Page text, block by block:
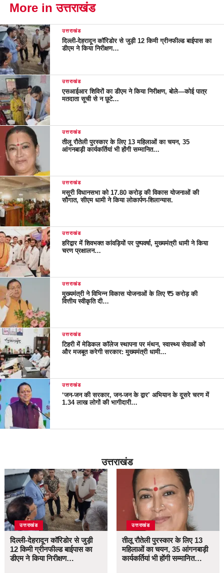
More in उत्तराखंड
उत्तराखंड
दिल्ली-देहरादून कॉरिडोर से जुड़ी 12 किमी ग्रीनफील्ड बाईपास का
डीएम ने किया निरीक्षण…
उत्तराखंड
एसआईआर शिविरों का डीएम ने किया निरीक्षण, बोले—कोई पात्र
मतदाता सूची से न छूटे…
उत्तराखंड
तीलू रौतेली पुरस्कार के लिए 13 महिलाओं का चयन, 35
आंगनबाड़ी कार्यकर्तियां भी होंगी सम्मानित…
उत्तराखंड
मसूरी विधानसभा को 17.80 करोड़ की विकास योजनाओं की
सौगात, सीएम धामी ने किया लोकार्पण-शिलान्यास.
उत्तराखंड
हरिद्वार में शिवभक्त कांवड़ियों पर पुष्पवर्षा, मुख्यमंत्री धामी ने किया
चरण प्रक्षालन…
उत्तराखंड
मुख्यमंत्री ने विभिन्न विकास योजनाओं के लिए ₹5 करोड़ की
वित्तीय स्वीकृति दी…
उत्तराखंड
टिहरी में मेडिकल कॉलेज स्थापना पर मंथन, स्वास्थ्य सेवाओं को
और मजबूत करेगी सरकार: मुख्यमंत्री धामी…
उत्तराखंड
‘जन-जन की सरकार, जन-जन के द्वार’ अभियान के दूसरे चरण में
1.34 लाख लोगों की भागीदारी…
उत्तराखंड
उत्तराखंड
दिल्ली-देहरादून कॉरिडोर से जुड़ी
12 किमी ग्रीनफील्ड बाईपास का
डीएम ने किया निरीक्षण…
उत्तराखंड
तीलू रौतेली पुरस्कार के लिए 13
महिलाओं का चयन, 35 आंगनबाड़ी
कार्यकर्तियां भी होंगी सम्मानित…